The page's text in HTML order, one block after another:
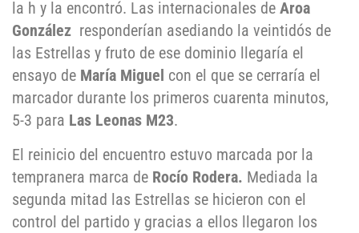
la h y la encontró. Las internacionales de Aroa
González responderían asediando la veintidós de
las Estrellas y fruto de ese dominio llegaría el
ensayo de María Miguel con el que se cerraría el
marcador durante los primeros cuarenta minutos,
5-3 para Las Leonas M23.
El reinicio del encuentro estuvo marcada por la
tempranera marca de Rocío Rodera. Mediada la
segunda mitad las Estrellas se hicieron con el
control del partido y gracias a ellos llegaron los